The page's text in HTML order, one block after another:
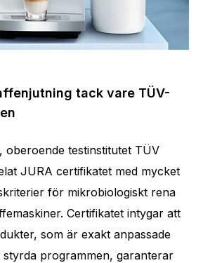
tack vare TÜV-
oberoende testinstitutet TÜV
JURA certifikatet med mycket
för mikrobiologiskt rena
Certifikatet intygar att
som är exakt anpassade
programmen, garanterar